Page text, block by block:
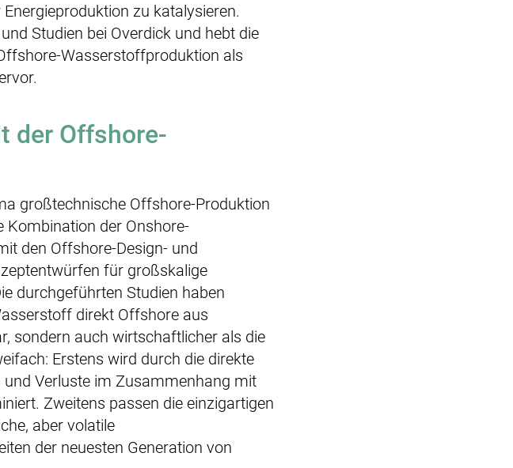
zu katalysieren.
Studien bei Overdick und hebt die
Wasserstoffproduktion als
der Offshore-
großtechnische Offshore-Produktion
Kombination der Onshore-
den Offshore-Design- und
für großskalige
durchgeführten Studien haben
direkt Offshore aus
sondern auch wirtschaftlicher als die
Erstens wird durch die direkte
Verluste im Zusammenhang mit
Zweitens passen die einzigartigen
aber volatile
der neuesten Generation von